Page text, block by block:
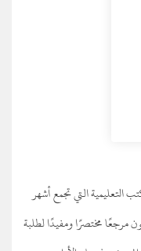
التعليمية التي تجمع أشهر
مختصرًا ومفيدًا لطلبة